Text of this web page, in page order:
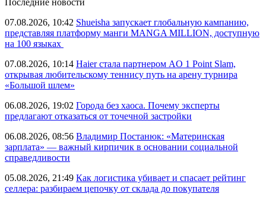
Последние новости
07.08.2026, 10:42 Shueisha запускает глобальную кампанию,
представляя платформу манги MANGA MILLION, доступную
на 100 языках
07.08.2026, 10:14 Haier стала партнером AO 1 Point Slam,
открывая любительскому теннису путь на арену турнира
«Большой шлем»
06.08.2026, 19:02 Города без хаоса. Почему эксперты
предлагают отказаться от точечной застройки
06.08.2026, 08:56 Владимир Постанюк: «Материнская
зарплата» — важный кирпичик в основании социальной
справедливости
05.08.2026, 21:49 Как логистика убивает и спасает рейтинг
селлера: разбираем цепочку от склада до покупателя